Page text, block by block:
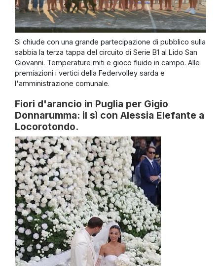
Si chiude con una grande partecipazione di pubblico sulla
sabbia la terza tappa del circuito di Serie B1 al Lido San
Giovanni. Temperature miti e gioco fluido in campo. Alle
premiazioni i vertici della Federvolley sarda e
l'amministrazione comunale.
Fiori d'arancio in Puglia per Gigio
Donnarumma: il sì con Alessia Elefante a
Locorotondo.